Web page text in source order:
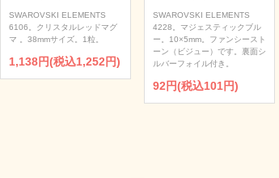
SWAROVSKI ELEMENTS
6106。クリスタルレッドマグ
マ 。38mmサイズ。1粒。
1,138円(税込1,252円)
SWAROVSKI ELEMENTS
4228。マジェスティックブル
ー。10×5mm。ファンシースト
ーン（ビジュー）です。裏面シ
ルバーフォイル付き。
92円(税込101円)